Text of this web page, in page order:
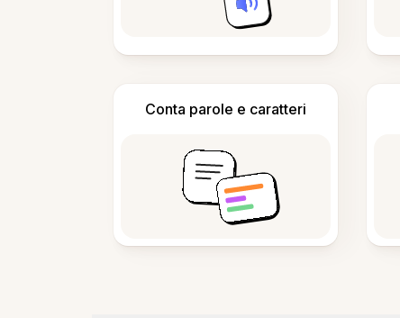
Conta parole e caratteri